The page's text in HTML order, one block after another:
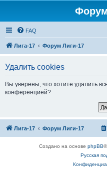
FAQ
Лига-17 Форум Лиги-17
Удалить cookies
Вы уверены, что хотите удалить
конференцией?
Лига-17 Форум Лиги-17
Создано на основе phpBB
Русская